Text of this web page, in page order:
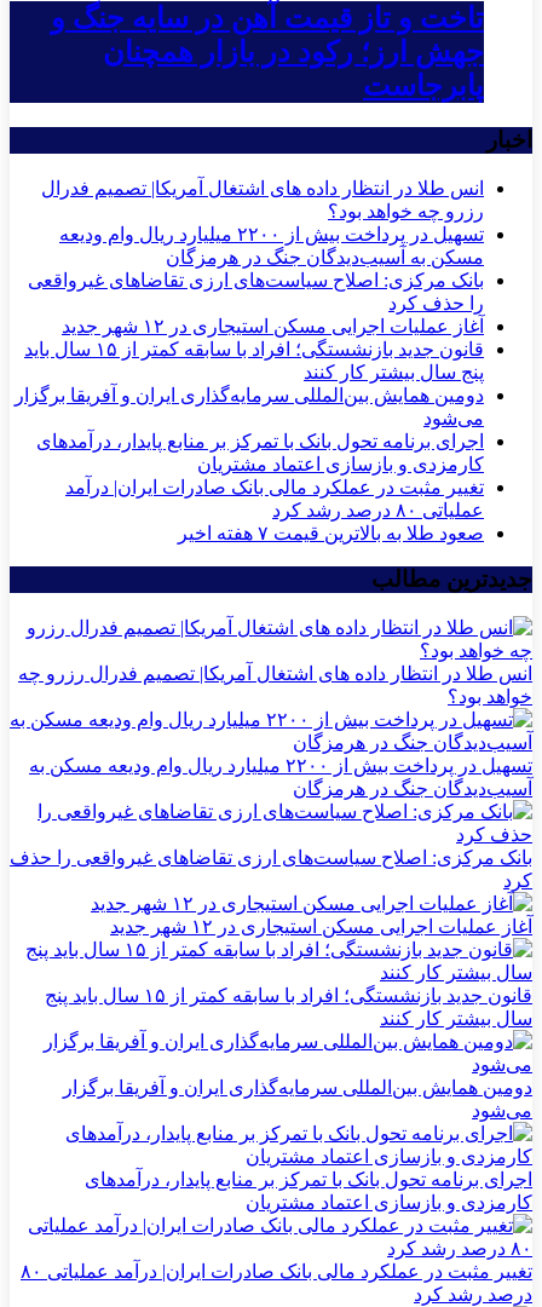
تاخت و تاز قیمت آهن در سایه جنگ و
جهش ارز؛ رکود در بازار همچنان
پابرجاست
اخبار
انس طلا در انتظار داده های اشتغال آمریکا| تصمیم فدرال
رزرو چه خواهد بود؟
تسهیل در پرداخت بیش از ۲۲۰۰ میلیارد ریال وام ودیعه
مسکن به آسیب‌دیدگان جنگ در هرمزگان
بانک مرکزی: اصلاح سیاست‌های ارزی تقاضاهای غیرواقعی
را حذف کرد
آغاز عملیات اجرایی مسکن استیجاری در ۱۲ شهر جدید
قانون جدید بازنشستگی؛ افراد با سابقه کمتر از ۱۵ سال باید
پنج سال بیشتر کار کنند
دومین همایش بین‌المللی سرمایه‌گذاری ایران و آفریقا برگزار
می‌شود
اجرای برنامه تحول بانک با تمرکز بر منابع پایدار، درآمدهای
کارمزدی و بازسازی اعتماد مشتریان
تغییر مثبت در عملکرد مالی بانک صادرات ایران| درآمد
عملیاتی ۸۰ درصد رشد کرد
صعود طلا به بالاترین قیمت ۷ هفته اخیر
جدیدترین مطالب
انس طلا در انتظار داده های اشتغال آمریکا| تصمیم فدرال رزرو چه
خواهد بود؟
تسهیل در پرداخت بیش از ۲۲۰۰ میلیارد ریال وام ودیعه مسکن به
آسیب‌دیدگان جنگ در هرمزگان
بانک مرکزی: اصلاح سیاست‌های ارزی تقاضاهای غیرواقعی را حذف
کرد
آغاز عملیات اجرایی مسکن استیجاری در ۱۲ شهر جدید
قانون جدید بازنشستگی؛ افراد با سابقه کمتر از ۱۵ سال باید پنج
سال بیشتر کار کنند
دومین همایش بین‌المللی سرمایه‌گذاری ایران و آفریقا برگزار
می‌شود
اجرای برنامه تحول بانک با تمرکز بر منابع پایدار، درآمدهای
کارمزدی و بازسازی اعتماد مشتریان
تغییر مثبت در عملکرد مالی بانک صادرات ایران| درآمد عملیاتی ۸۰
درصد رشد کرد